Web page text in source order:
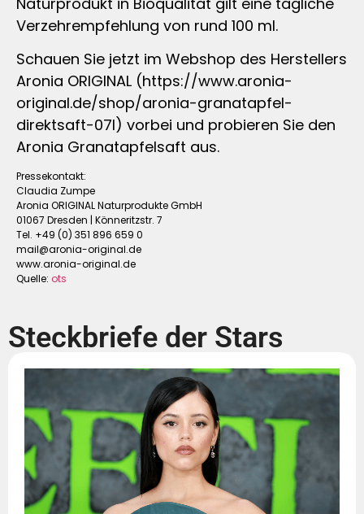
Verzehrempfehlung von rund 100 ml.
Schauen Sie jetzt im Webshop des Herstellers
Aronia ORIGINAL (https://www.aronia-
original.de/shop/aronia-granatapfel-
direktsaft-07l) vorbei und probieren Sie den
Aronia Granatapfelsaft aus.
Pressekontakt:
Claudia Zumpe
Aronia ORIGINAL Naturprodukte GmbH
01067 Dresden | Könneritzstr. 7
Tel. +49 (0) 351 896 659 0
mail@aronia-original.de
www.aronia-original.de
Quelle: ots
Steckbriefe der Stars